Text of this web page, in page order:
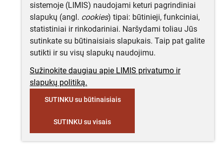
sistemoje (LIMIS) naudojami keturi pagrindiniai
slapukų (angl. cookies) tipai: būtinieji, funkciniai,
statistiniai ir rinkodariniai. Naršydami toliau Jūs
sutinkate su būtinaisiais slapukais. Taip pat galite
sutikti ir su visų slapukų naudojimu.
Sužinokite daugiau apie LIMIS privatumo ir
slapukų politiką.
SUTINKU su būtinaisiais
SUTINKU su visais